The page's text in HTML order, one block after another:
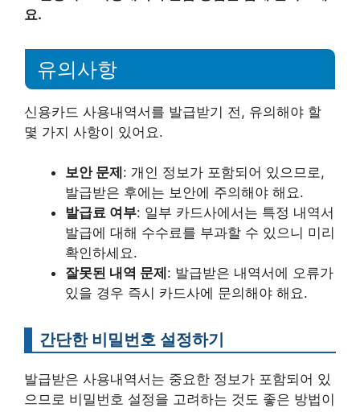
요.
유의사항
신용카드 사용내역서를 발급받기 전, 유의해야 할
몇 가지 사항이 있어요.
보안 문제 : 개인 정보가 포함되어 있으므로,
발급받은 후에는 보안에 주의해야 해요.
발급료 여부: 일부 카드사에서는 특정 내역서
발급에 대해 수수료를 부과할 수 있으니 미리
확인하세요.
잘못된 내역 문제 : 발급받은 내역서에 오류가
있을 경우 즉시 카드사에 문의해야 해요.
간단한 비밀번호 설정하기
발급받은 사용내역서는 중요한 정보가 포함되어 있
으므로 비밀번호 설정을 고려하는 것도 좋은 방법이